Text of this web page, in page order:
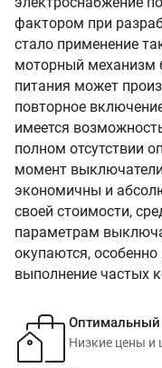
фактором при
стало применение
моторный механизм
питания может
повторное
имеется
полном отсутствии
момент
экономичны и
своей стоимости,
параметрам
окупаются,
выполнение частых
Низкие цены и